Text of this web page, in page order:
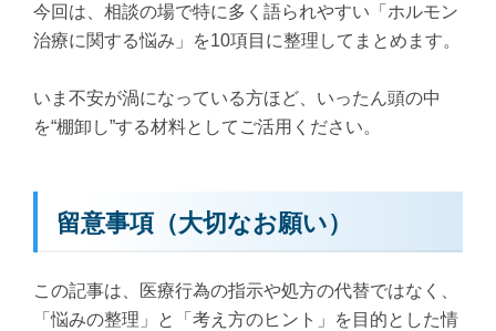
今回は、相談の場で特に多く語られやすい「ホルモン
治療に関する悩み」を10項目に整理してまとめます。
いま不安が渦になっている方ほど、いったん頭の中
を“棚卸し”する材料としてご活用ください。
留意事項（大切なお願い）
この記事は、医療行為の指示や処方の代替ではなく、
「悩みの整理」と「考え方のヒント」を目的とした情